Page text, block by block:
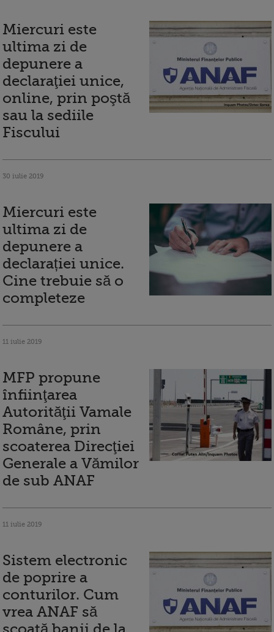
Miercuri este
ultima zi de
depunere a
declaraţiei unice,
online, prin poştă
sau la sediile
Fiscului
30 iulie 2019
Miercuri este
ultima zi de
depunere a
declarației unice.
Cine trebuie să o
completeze
11 iulie 2019
MFP propune
înfiinţarea
Autorităţii Vamale
Române, prin
scoaterea Direcţiei
Generale a Vămilor
de sub ANAF
11 iulie 2019
Sistem electronic
de poprire a
conturilor. Cum
vrea ANAF să